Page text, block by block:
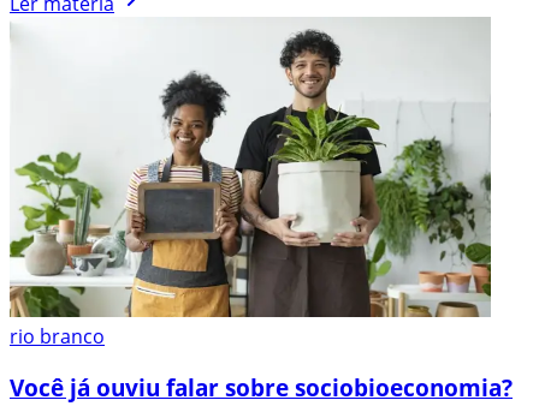
rio branco
Você já ouviu falar sobre sociobioeconomia?